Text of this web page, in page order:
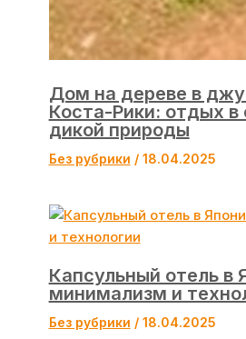
Дом на дереве в
Коста-Рики: отдых в
дикой природы
Без рубрики / 18.04.2025
Капсульный отель в
минимализм и
Без рубрики / 18.04.2025